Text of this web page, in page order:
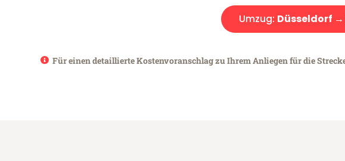
Umzug: Düsseldorf
Für einen detaillierte Kostenvoranschlag zu Ihrem Anliegen für die